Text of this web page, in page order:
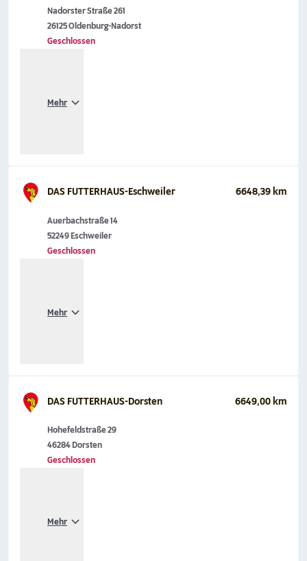
Nadorster Straße 261
26125 Oldenburg-Nadorst
Geschlossen
Mehr
DAS FUTTERHAUS-Eschweiler 6648,39 km
Auerbachstraße 14
52249 Eschweiler
Geschlossen
Mehr
DAS FUTTERHAUS-Dorsten 6649,00 km
Hohefeldstraße 29
46284 Dorsten
Geschlossen
Mehr